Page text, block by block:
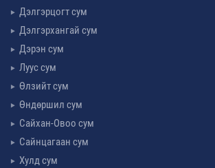
Дэлгэрцогт сум
Дэлгэрхангай сум
Дэрэн сум
Луус сум
Өлзийт сум
Өндөршил сум
Сайхан-Овоо сум
Сайнцагаан сум
Хулд сум